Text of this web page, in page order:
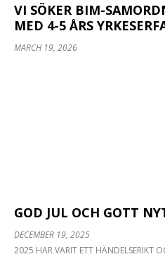
VI SÖKER BIM-
MED 4-5 ÅRS
MARCH 19, 2026
GOD JUL OCH GOTT
DECEMBER 19, 2025
2025 HAR VARIT ETT HÄNDELSERIKT